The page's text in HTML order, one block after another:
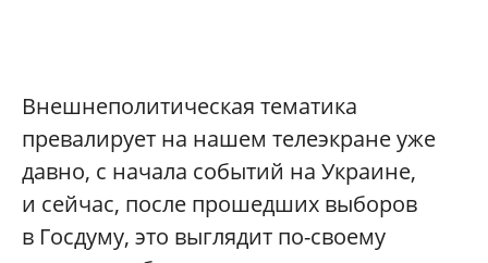
Внешнеполитическая тематика
превалирует на нашем телеэкране уже
давно, с начала событий на Украине,
и сейчас, после прошедших выборов
в Госдуму, это выглядит по-своему